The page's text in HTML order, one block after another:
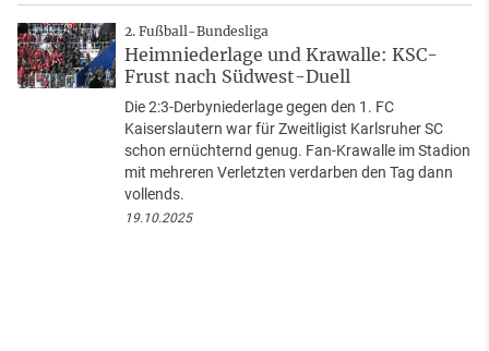
2. Fußball-Bundesliga
Heimniederlage und Krawalle: KSC-
Frust nach Südwest-Duell
Die 2:3-Derbyniederlage gegen den 1. FC
Kaiserslautern war für Zweitligist Karlsruher SC
schon ernüchternd genug. Fan-Krawalle im Stadion
mit mehreren Verletzten verdarben den Tag dann
vollends.
19.10.2025